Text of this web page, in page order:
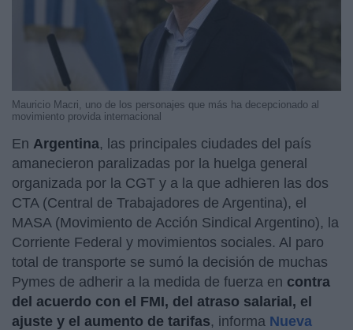
Mauricio Macri, uno de los personajes que más ha decepcionado al
movimiento provida internacional
En Argentina, las principales ciudades del país
amanecieron paralizadas por la huelga general
organizada por la CGT y a la que adhieren las dos
CTA (Central de Trabajadores de Argentina), el
MASA (Movimiento de Acción Sindical Argentino), la
Corriente Federal y movimientos sociales. Al paro
total de transporte se sumó la decisión de muchas
Pymes de adherir a la medida de fuerza en contra
del acuerdo con el FMI, del atraso salarial, el
ajuste y el aumento de tarifas, informa Nueva